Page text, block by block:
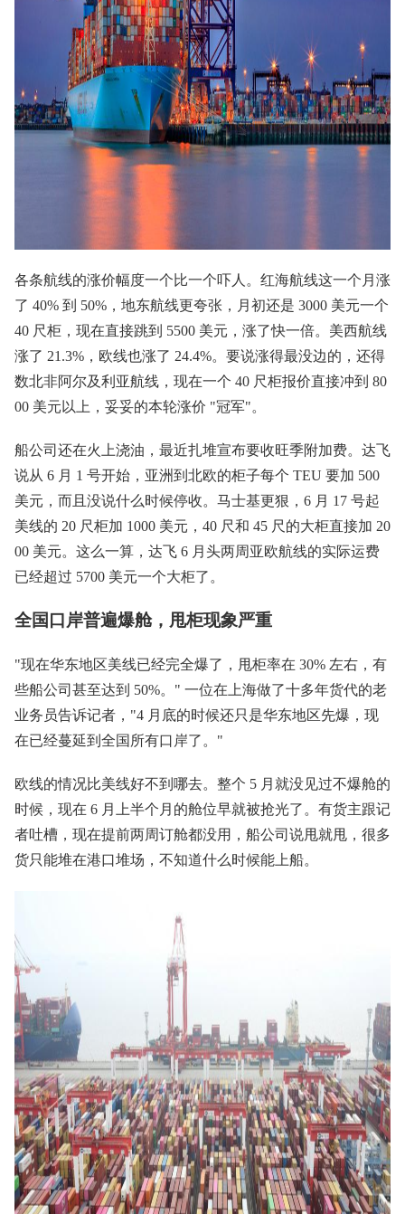
各条航线的涨价幅度一个比一个吓人。红海航线这一个月涨
了 40% 到 50%，地东航线更夸张，月初还是 3000 美元一个
40 尺柜，现在直接跳到 5500 美元，涨了快一倍。美西航线
涨了 21.3%，欧线也涨了 24.4%。要说涨得最没边的，还得
数北非阿尔及利亚航线，现在一个 40 尺柜报价直接冲到 80
00 美元以上，妥妥的本轮涨价 "冠军"。
船公司还在火上浇油，最近扎堆宣布要收旺季附加费。达飞
说从 6 月 1 号开始，亚洲到北欧的柜子每个 TEU 要加 500
美元，而且没说什么时候停收。马士基更狠，6 月 17 号起
美线的 20 尺柜加 1000 美元，40 尺和 45 尺的大柜直接加 20
00 美元。这么一算，达飞 6 月头两周亚欧航线的实际运费
已经超过 5700 美元一个大柜了。
全国口岸普遍爆舱，甩柜现象严重
"现在华东地区美线已经完全爆了，甩柜率在 30% 左右，有
些船公司甚至达到 50%。" 一位在上海做了十多年货代的老
业务员告诉记者，"4 月底的时候还只是华东地区先爆，现
在已经蔓延到全国所有口岸了。"
欧线的情况比美线好不到哪去。整个 5 月就没见过不爆舱的
时候，现在 6 月上半个月的舱位早就被抢光了。有货主跟记
者吐槽，现在提前两周订舱都没用，船公司说甩就甩，很多
货只能堆在港口堆场，不知道什么时候能上船。